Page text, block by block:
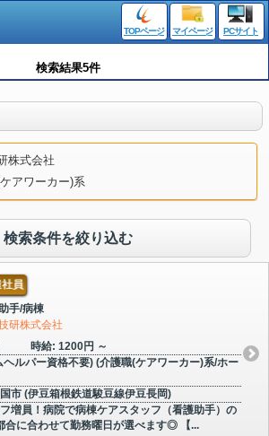
TOPページ マイページ PCサイト
検索結果5件
株式会社
アワーカー)系
検索条件を絞り込む
員
手/病棟
研株式会社
時給: 1200円 ～
ヘルパー資格不要) (介護職(ケアワーカー)系/ホー
市 (伊豆箱根鉄道駿豆線伊豆長岡)
増員！病院で病棟ケアスタッフ（看護助手）の
合に合わせて勤務曜日が選べます◎ 【...